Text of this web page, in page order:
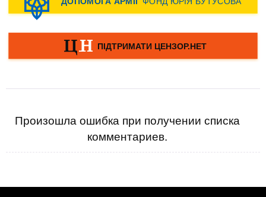
Произошла ошибка при получении списка
комментариев.